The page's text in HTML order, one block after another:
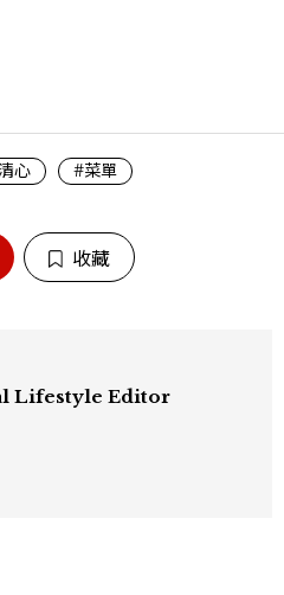
心 #菜單
收藏
Lifestyle Editor